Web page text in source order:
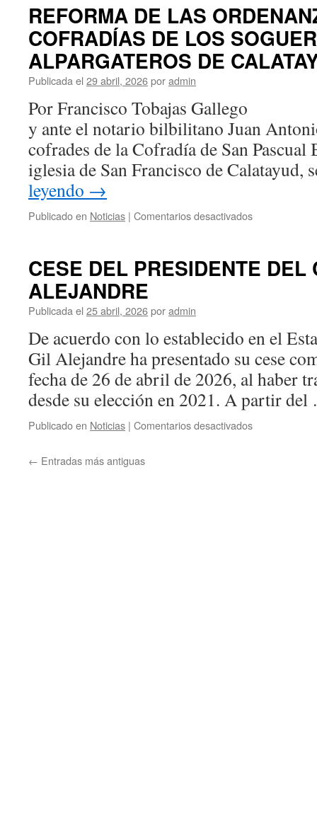
ARQUITECTO
BILBILITANO
JOSÉ
MARÍA
DE
LA
ERMITA
ROQUE
REFORMA DE LAS
COFRADÍAS DE LOS
ALPARGATEROS DE
Publicada el 29 abril, 2026poradmin
Por Francisco Tobajas Gallego
y ante el notario bilbilitano Juan
cofrades de la Cofradía de San
iglesia de San Francisco de
leyendo →
Publicado en Noticias | Comentarios desactivadosen
LOS
SOGUEROS
Y
DE
EN
CESE DEL PRESIDENTE
ALEJANDRE
Publicada el 25 abril, 2026poradmin
De acuerdo con lo establecido en el
Gil Alejandre ha presentado su cese
fecha de 26 de abril de 2026, al haber
desde su elección en 2021. A partir
Publicado en Noticias | Comentarios desactivadosen
← Entradas más antiguas